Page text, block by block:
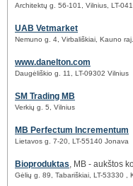
Architektų g. 56-101, Vilnius, LT-
UAB Vetmarket
Nemuno g. 4, Virbališkiai, Kauno
www.danelton.com
Daugėliškio g. 11, LT-09302 Vilnius
SM Trading MB
Verkių g. 5, Vilnius
MB Perfectum Incrementum
Lietavos g. 7-20, LT-55140 Jonava
Bioproduktas, MB - aukštos
Gėlių g. 89, Tabariškiai, LT-53330 ,